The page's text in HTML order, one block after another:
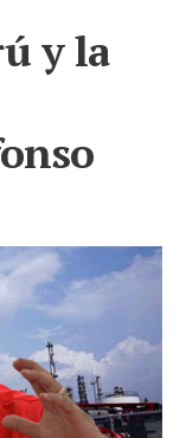
y la